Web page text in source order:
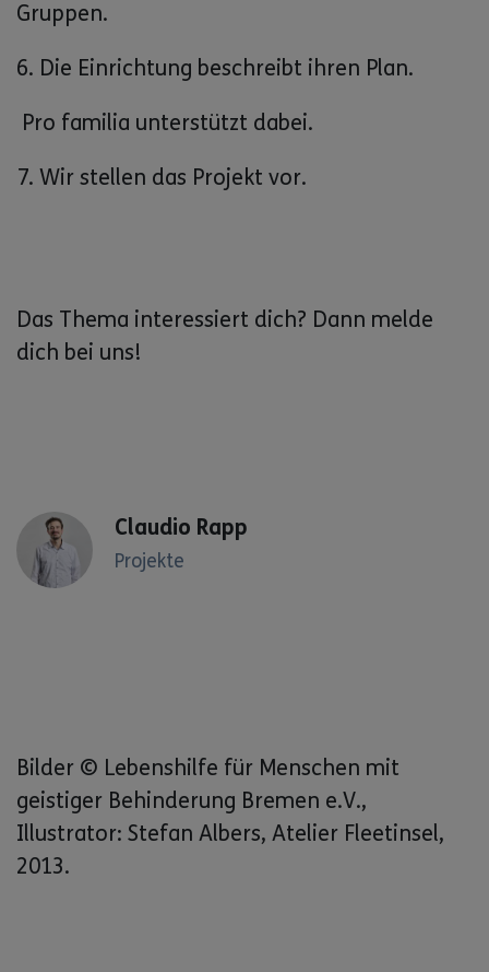
Gruppen.
6. Die Einrichtung beschreibt ihren Plan.
Pro familia unterstützt dabei.
7. Wir stellen das Projekt vor.
Das Thema interessiert dich? Dann melde
dich bei uns!
Claudio Rapp
Projekte
Bilder © Lebenshilfe für Menschen mit
geistiger Behinderung Bremen e.V.,
Illustrator: Stefan Albers, Atelier Fleetinsel,
2013.